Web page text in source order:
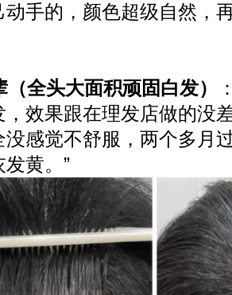
动手的，颜色超级自然，
全头大面积顽固白发）
，效果跟在理发店做的没
没感觉不舒服，两个多月
黄。”